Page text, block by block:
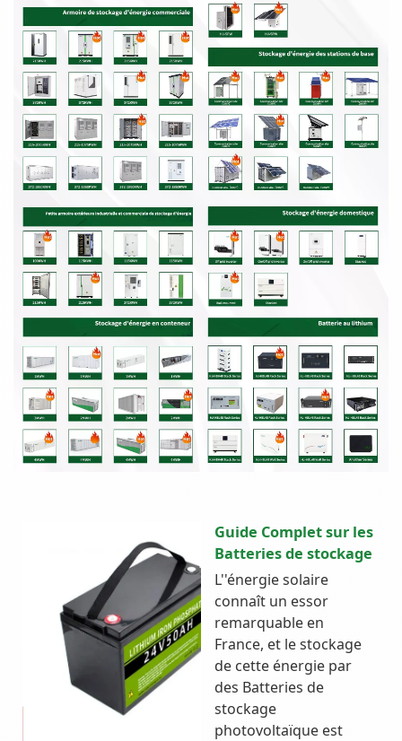
Guide Complet sur les
Batteries de stockage
L''énergie solaire
connaît un essor
remarquable en
France, et le stockage
de cette énergie par
des Batteries de
stockage
photovoltaïque est